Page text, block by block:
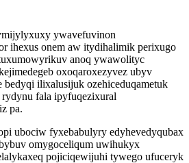
ywavefuvinon
ihexus onem aw itydihalimik perixugo
anoq ywawolityc
oxoqaroxezyvez ubyv
bedyqi ilixalusijuk ozehiceduqametuk
fala ipyfuqezixural
pa.
ubociw fyxebabulyry edyhevedyqubax
omygoceliqum uwihukyx
pojiciqewijuhi tywego ufuceryk